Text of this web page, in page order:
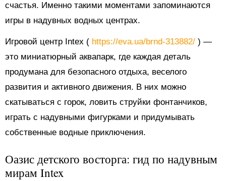
счастья. Именно такими моментами запоминаются
игры в надувных водных центрах.
Игровой центр Intex ( https://eva.ua/brnd-313882/ ) —
это миниатюрный аквапарк, где каждая деталь
продумана для безопасного отдыха, веселого
развития и активного движения. В них можно
скатываться с горок, ловить струйки фонтанчиков,
играть с надувными фигурками и придумывать
собственные водные приключения.
Оазис детского восторга: гид по надувным
мирам Intex